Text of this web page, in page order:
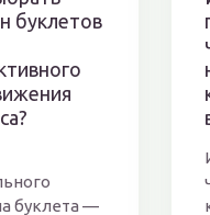
буклетов
буклета —